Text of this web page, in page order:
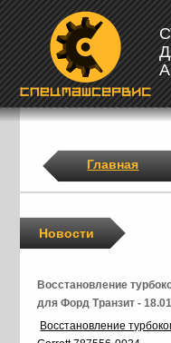
Главная
Новости
Восстановление
для Форд Транзит -
Восстановление